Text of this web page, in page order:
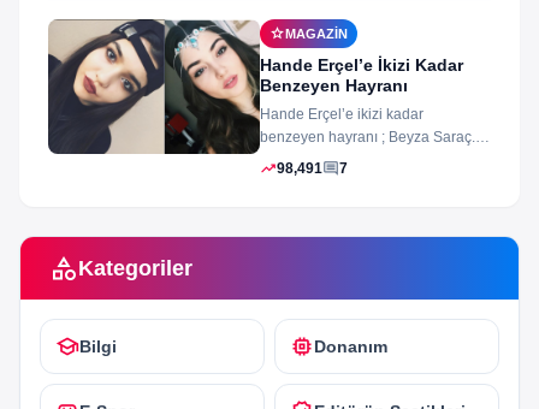
starMAGAZIN
Hande Erçel’e İkizi Kadar
Benzeyen Hayranı
Hande Erçel’e ikizi kadar
benzeyen hayranı ; Beyza Saraç.
Son zamanlarda Hande Erçel’e
trending_up98,491comment7
categoryKategoriler
schoolBilgi memoryDonanım